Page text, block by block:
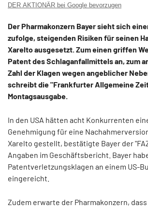
DER AKTIONÄR bei Google bevorzugen
Der Pharmakonzern Bayer sieht sich
zufolge, steigenden Risiken für seinen
Xarelto ausgesetzt. Zum einen griffen
Patent des Schlaganfallmittels an, zum
Zahl der Klagen wegen angeblicher
schreibt die "Frankfurter Allgemeine
Montagsausgabe.
In den USA hätten acht Konkurrenten
Genehmigung für eine
Xarelto gestellt, bestätigte Bayer der
Angaben im Geschäftsbericht. Bayer
Patentverletzungsklagen an einem US-
eingereicht.
Zudem erwarte der Pharmakonzern,